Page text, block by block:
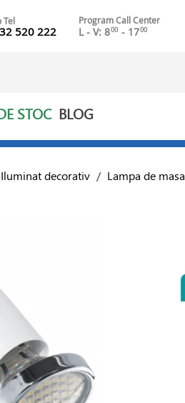
Tel
520 222
Program Call Center
L - V: 800 - 1700
STOC BLOG
Iluminat decorativ / Lampa de masa